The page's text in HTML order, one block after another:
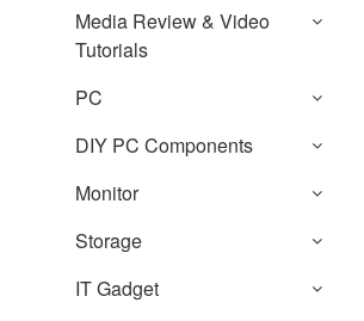
Media Review & Video
Tutorials
PC
DIY PC Components
Monitor
Storage
IT Gadget